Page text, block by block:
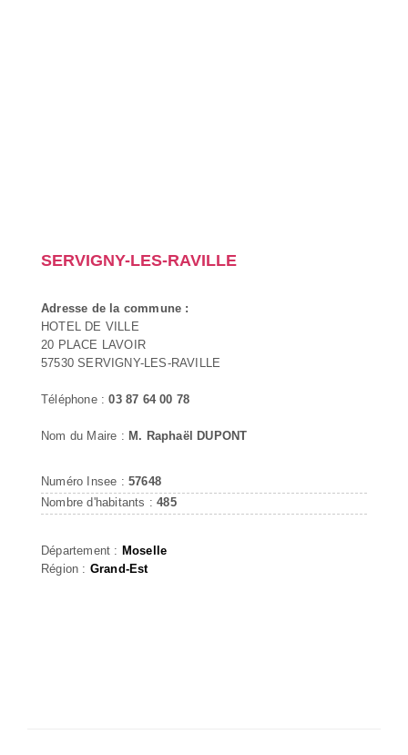
SERVIGNY-LES-RAVILLE
Adresse de la commune :
HOTEL DE VILLE
20 PLACE LAVOIR
57530 SERVIGNY-LES-RAVILLE
Téléphone :03 87 64 00 78
Nom du Maire : M. Raphaël DUPONT
Numéro Insee : 57648
Nombre d'habitants :485
Département : Moselle
Région : Grand-Est